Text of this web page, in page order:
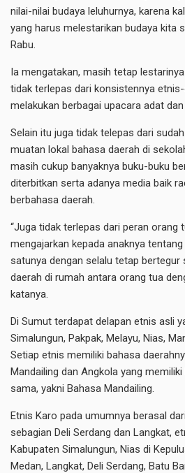
nilai-nilai budaya leluhurnya, karena
yang harus melestarikan budaya kita
Rabu.
Ia mengatakan, masih tetap
tidak terlepas dari konsistennya
melakukan berbagai upacara adat
Selain itu juga tidak telepas dari
muatan lokal bahasa daerah di
masih cukup banyaknya buku-buku
diterbitkan serta adanya media baik
berbahasa daerah.
“Juga tidak terlepas dari peran orang
mengajarkan kepada anaknya
satunya dengan selalu tetap bertegur
daerah di rumah antara orang tua
katanya.
Di Sumut terdapat delapan etnis asli
Simalungun, Pakpak, Melayu, Nias,
Setiap etnis memiliki bahasa
Mandailing dan Angkola yang
sama, yakni Bahasa Mandailing.
Etnis Karo pada umumnya berasal
sebagian Deli Serdang dan Langkat,
Kabupaten Simalungun, Nias di
Medan, Langkat, Deli Serdang, Batu